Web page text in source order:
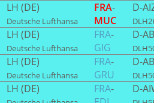
LH (DE)
Deutsche Lufthansa
FRA-
MUC
D-
LH (DE)
Deutsche Lufthansa
FRA-
GIG
D-
LH (DE)
Deutsche Lufthansa
FRA-
GRU
D-
LH (DE) FRA-
D-